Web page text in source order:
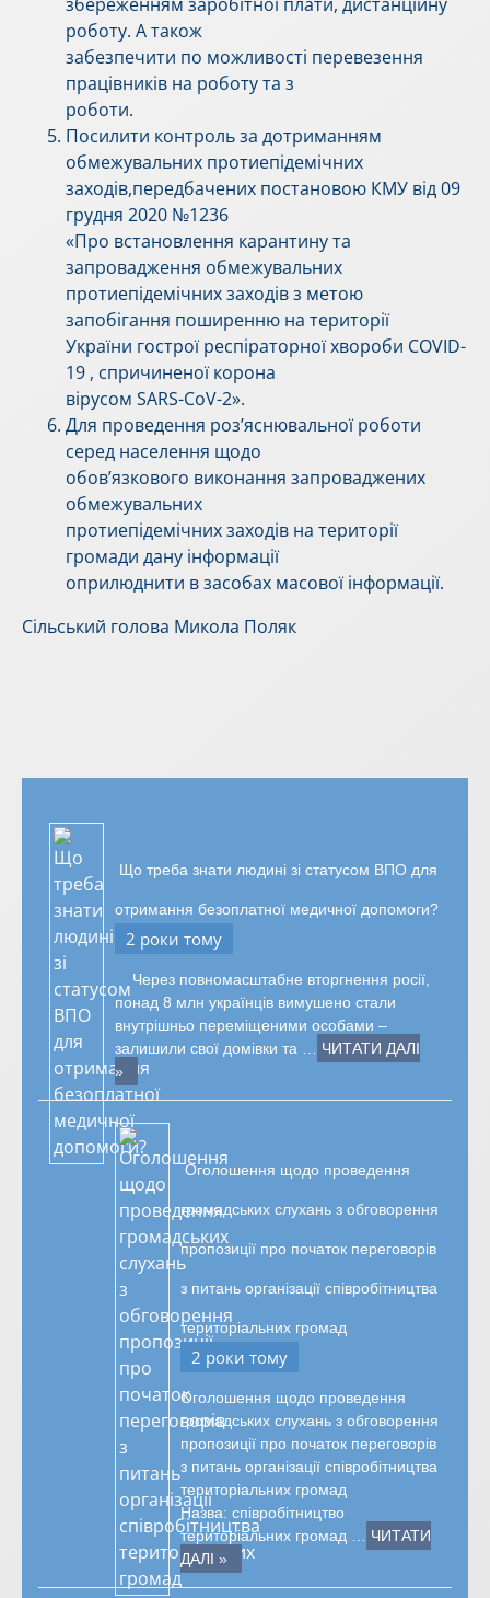
роботу. А також
забезпечити по можливості перевезення
працівників на роботу та з
роботи.
Посилити контроль за дотриманням
обмежувальних протиепідемічних
заходів,передбачених постановою КМУ від 09
грудня 2020 №1236
«Про встановлення карантину та
запровадження обмежувальних
протиепідемічних заходів з метою
запобігання поширенню на території
України гострої респіраторної хвороби COVID-
19 , спричиненої корона
вірусом SARS-CoV-2».
Для проведення роз’яснювальної роботи
серед населення щодо
обов’язкового виконання запроваджених
обмежувальних
протиепідемічних заходів на території
громади дану інформації
оприлюднити в засобах масової інформації.
Сільський голова Микола Поляк
Що треба знати людині зі статусом ВПО для
отримання безоплатної медичної допомоги?
2 роки тому
Через повномасштабне вторгнення росії,
понад 8 млн українців вимушено стали
внутрішньо переміщеними особами –
залишили свої домівки та … ЧИТАТИ ДАЛІ
»
Оголошення щодо проведення
громадських слухань з обговорення
пропозиції про початок переговорів
з питань організації співробітництва
територіальних громад
2 роки тому
Оголошення щодо проведення
громадських слухань з обговорення
пропозиції про початок переговорів
з питань організації співробітництва
територіальних громад
Назва: співробітництво
територіальних громад … ЧИТАТИ
ДАЛІ »